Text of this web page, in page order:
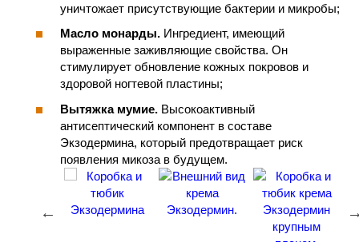
уничтожает присутствующие бактерии и микробы;
Масло монарды. Ингредиент, имеющий
выраженные заживляющие свойства. Он
стимулирует обновление кожных покровов и
здоровой ногтевой пластины;
Вытяжка мумие. Высокоактивный
антисептический компонент в составе
Экзодермина, который предотвращает риск
появления микоза в будущем.